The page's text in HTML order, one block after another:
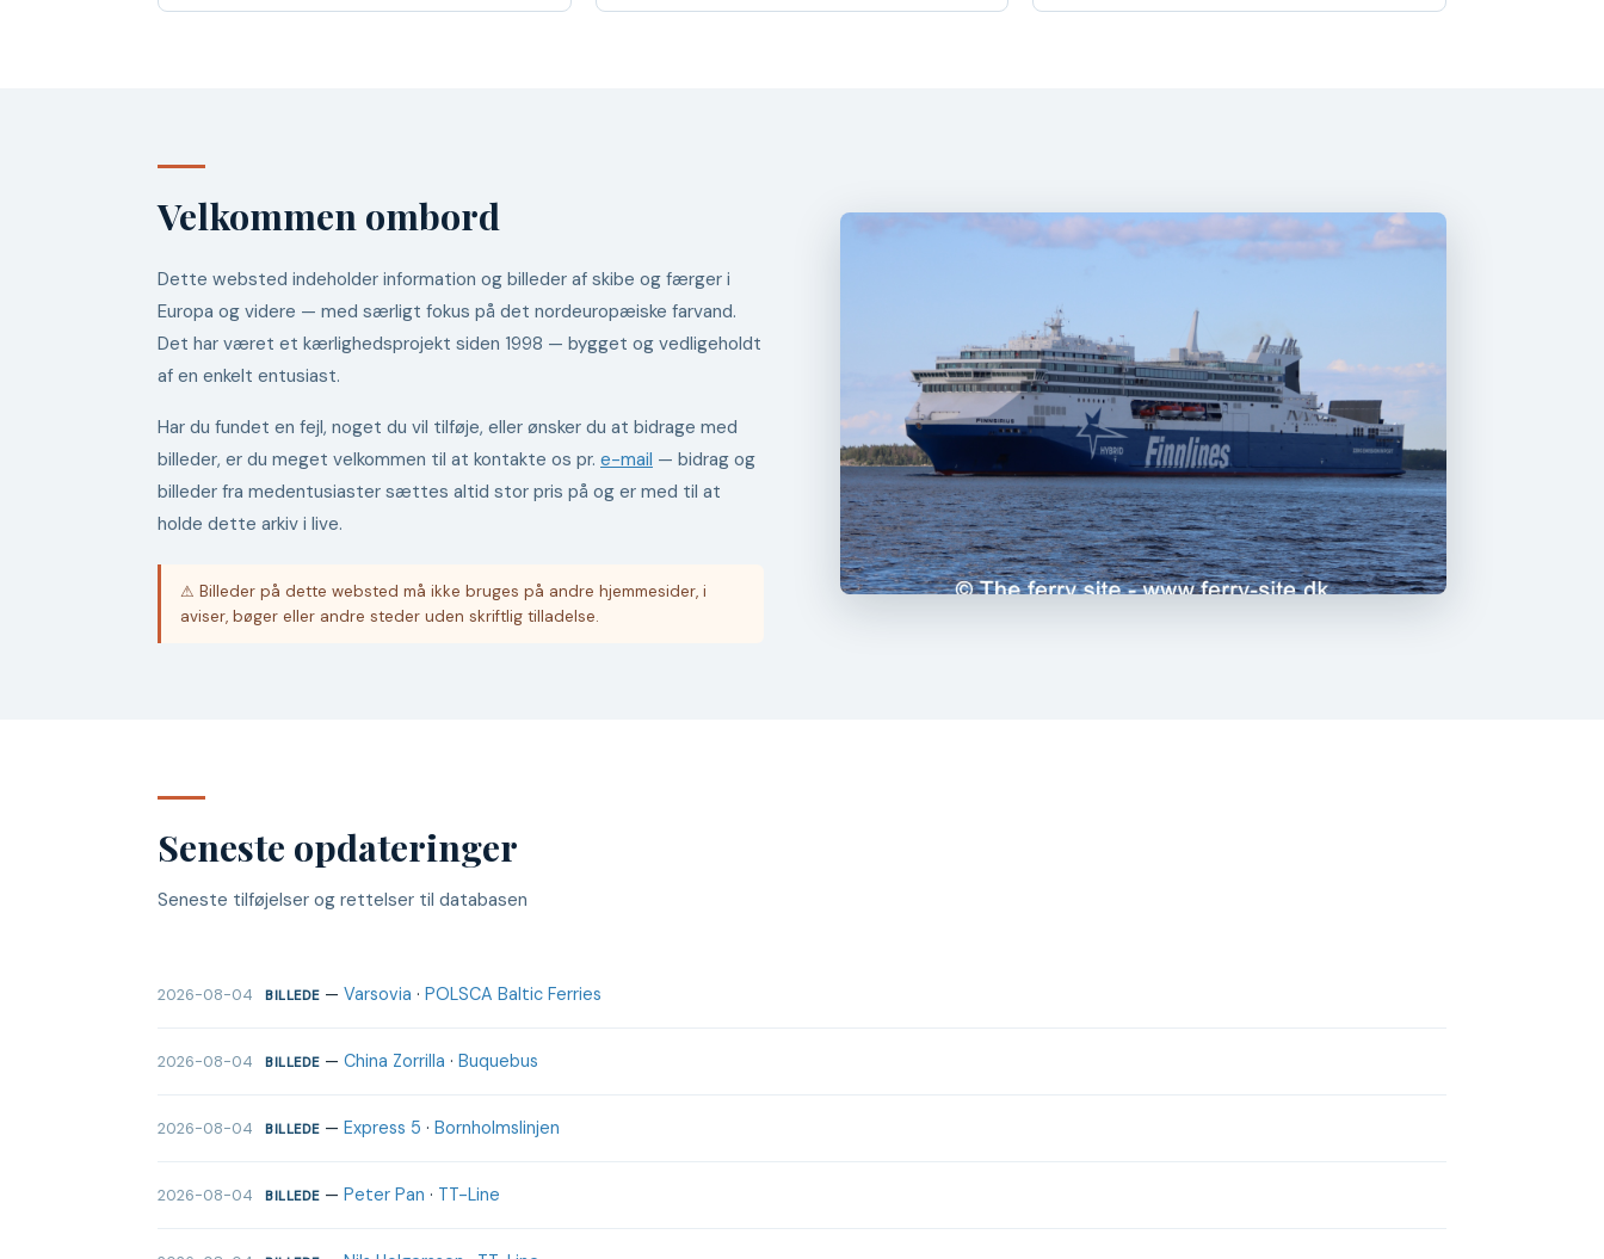
Velkommen ombord
Dette websted indeholder information og billeder af skibe og færger i
Europa og videre — med særligt fokus på det nordeuropæiske farvand.
Det har været et kærlighedsprojekt siden 1998 — bygget og vedligeholdt
af en enkelt entusiast.
Har du fundet en fejl, noget du vil tilføje, eller ønsker du at bidrage med
billeder, er du meget velkommen til at kontakte os pr. e-mail — bidrag og
billeder fra medentusiaster sættes altid stor pris på og er med til at
holde dette arkiv i live.
⚠ Billeder på dette websted må ikke bruges på andre hjemmesider, i
aviser, bøger eller andre steder uden skriftlig tilladelse.
Seneste opdateringer
Seneste tilføjelser og rettelser til databasen
2026-08-04 BILLEDE— Varsovia · POLSCA Baltic Ferries
2026-08-04 BILLEDE— China Zorrilla · Buquebus
2026-08-04 BILLEDE— Express 5 · Bornholmslinjen
2026-08-04 BILLEDE— Peter Pan · TT-Line